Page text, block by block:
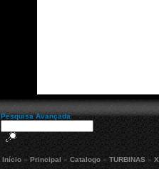
Pesquisa Avançada
Início »Principal» Catalogo »TURBINAS »